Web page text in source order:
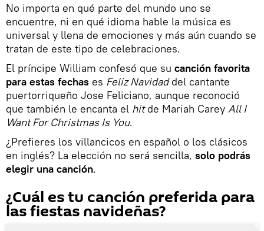
No importa en qué parte del mundo uno se
encuentre, ni en qué idioma hable la música es
universal y llena de emociones y más aún cuando se
tratan de este tipo de celebraciones.
El príncipe William confesó que su canción favorita
para estas fechas es Feliz Navidaddel cantante
puertorriqueño Jose Feliciano, aunque reconoció
que también le encanta el hitde Mariah Carey All I
Want For Christmas Is You.
¿Prefieres los villancicos en español o los clásicos
en inglés? La elección no será sencilla, solo podrás
elegir una canción.
¿Cuál es tu canción preferida para
las fiestas navideñas?